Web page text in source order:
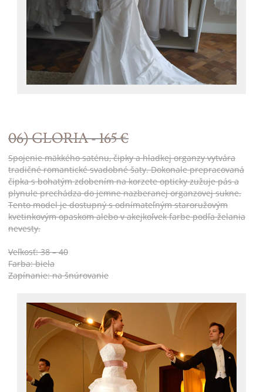
06) GLORIA - 165 €
Spojenie mäkkého saténu, čipky a hladkej organzy vytvára
tradičné romantické svadobné šaty. Dokonale prepracovaná
čipka s bohatým zdobením na korzete opticky zužuje pás a
plynule prechádza do jemne nazberanej organzovej sukne.
Tento model je dostupný s odnímateľným staroružovým
kvetinkovým opaskom alebo v akejkoľvek farbe podľa želania
nevesty.
Veľkosť: 38 – 40
Farba: biela
Zapínanie: na šnúrovanie